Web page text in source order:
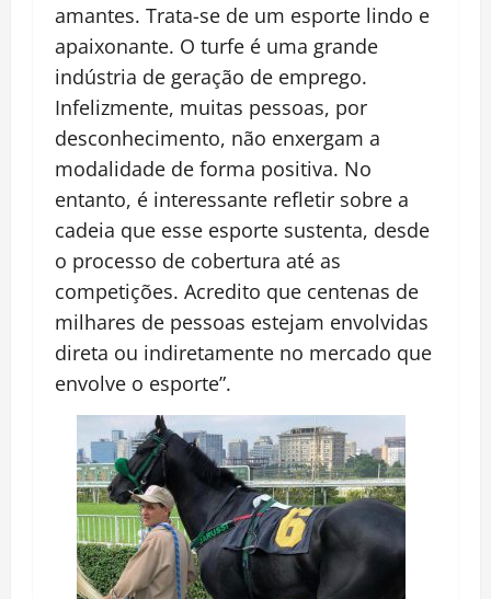
amantes. Trata-se de um esporte lindo e
apaixonante. O turfe é uma grande
indústria de geração de emprego.
Infelizmente, muitas pessoas, por
desconhecimento, não enxergam a
modalidade de forma positiva. No
entanto, é interessante refletir sobre a
cadeia que esse esporte sustenta, desde
o processo de cobertura até as
competições. Acredito que centenas de
milhares de pessoas estejam envolvidas
direta ou indiretamente no mercado que
envolve o esporte”.